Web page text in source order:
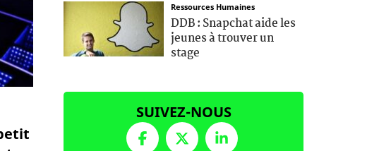
Ressources Humaines
DDB : Snapchat aide les
jeunes à trouver un
stage
SUIVEZ-NOUS